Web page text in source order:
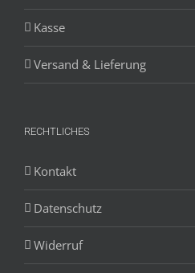
Kasse
Versand & Lieferung
RECHTLICHES
Kontakt
Datenschutz
Widerruf